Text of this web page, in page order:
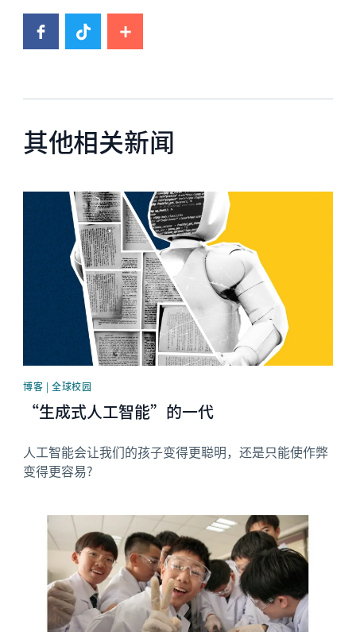
其他相关新闻
News image
博客 | 全球校园
“生成式人工智能”的一代
人工智能会让我们的孩子变得更聪明，还是只能使作弊
变得更容易?
News image